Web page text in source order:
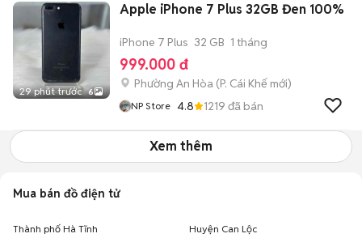
29 phút trước 6
Apple iPhone 7 Plus 32GB Đen 100%
iPhone 7 Plus 32 GB 1 tháng
999.000 đ
Phường An Hòa (P. Cái Khế mới)
NP Store 4.8 1219 đã bán
Xem thêm
Mua bán đồ điện tử
Thành phố Hà Tĩnh Huyện Can Lộc